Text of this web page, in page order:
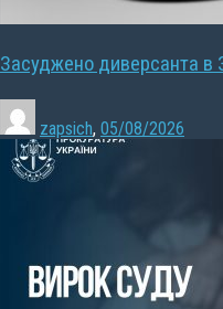
Засуджено диверсанта в
zapsich, 05/08/2026